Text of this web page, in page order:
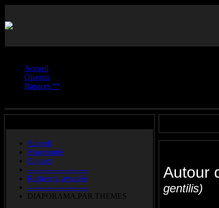
Accueil
Oiseaux
Rapaces.**
Accueil
Nouveautés
Contact
-------------------------
Recherche avancée
-------------------------
DIAPORAMA.PAR.THEMES
gentilis)